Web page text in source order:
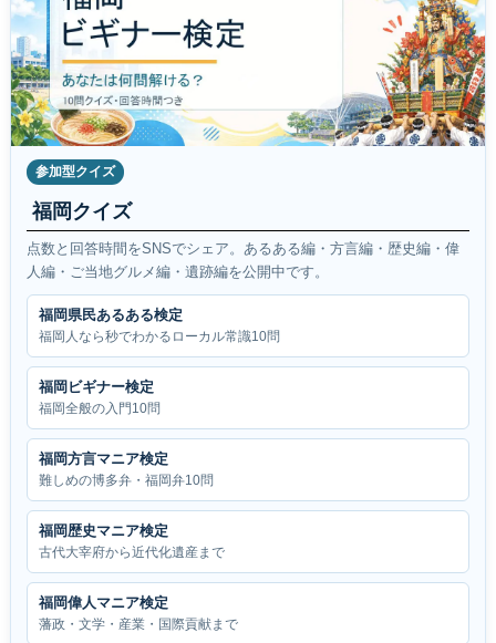
参加型クイズ
福岡クイズ
点数と回答時間をSNSでシェア。あるある編・方言編・歴史編・偉
人編・ご当地グルメ編・遺跡編を公開中です。
福岡県民あるある検定
福岡人なら秒でわかるローカル常識10問
福岡ビギナー検定
福岡全般の入門10問
福岡方言マニア検定
難しめの博多弁・福岡弁10問
福岡歴史マニア検定
古代大宰府から近代化遺産まで
福岡偉人マニア検定
藩政・文学・産業・国際貢献まで